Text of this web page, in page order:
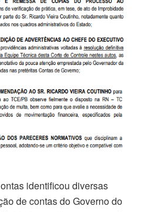
identificou diversas
de contas do Governo do